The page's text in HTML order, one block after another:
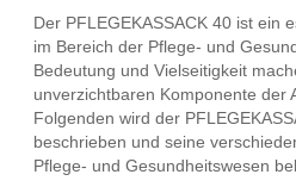
Der PFLEGEKASSACK 40 ist ein
im Bereich der Pflege- und
Bedeutung und Vielseitigkeit
unverzichtbaren Komponente der
Folgenden wird der
beschrieben und seine
Pflege- und Gesundheitswesen